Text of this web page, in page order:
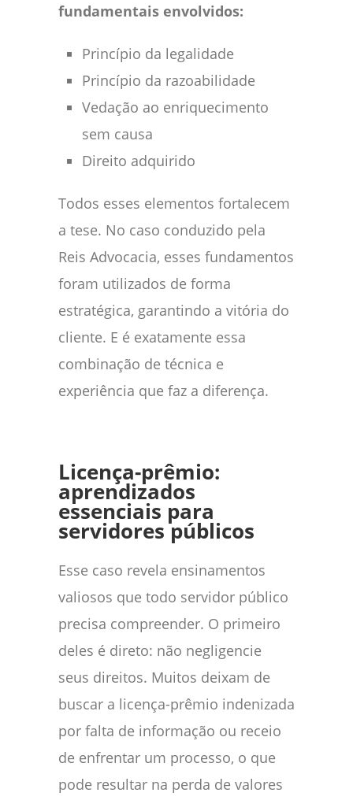
fundamentais envolvidos:
Princípio da legalidade
Princípio da razoabilidade
Vedação ao enriquecimento
sem causa
Direito adquirido
Todos esses elementos fortalecem
a tese. No caso conduzido pela
Reis Advocacia, esses fundamentos
foram utilizados de forma
estratégica, garantindo a vitória do
cliente. E é exatamente essa
combinação de técnica e
experiência que faz a diferença.
Licença-prêmio:
aprendizados
essenciais para
servidores públicos
Esse caso revela ensinamentos
valiosos que todo servidor público
precisa compreender. O primeiro
deles é direto: não negligencie
seus direitos. Muitos deixam de
buscar a licença-prêmio indenizada
por falta de informação ou receio
de enfrentar um processo, o que
pode resultar na perda de valores